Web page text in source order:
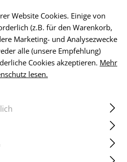
SHIRTS ELLENBOGENSCHONER
Website Cookies. Einige von
(z.B. für den Warenkorb,
Marketing- und Analysezwecke
alle (unsere Empfehlung)
Cookies akzeptieren. Mehr
lesen.